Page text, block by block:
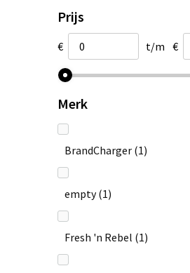
Prijs
€ t/m €
Merk
BrandCharger (1)
empty (1)
Fresh 'n Rebel (1)